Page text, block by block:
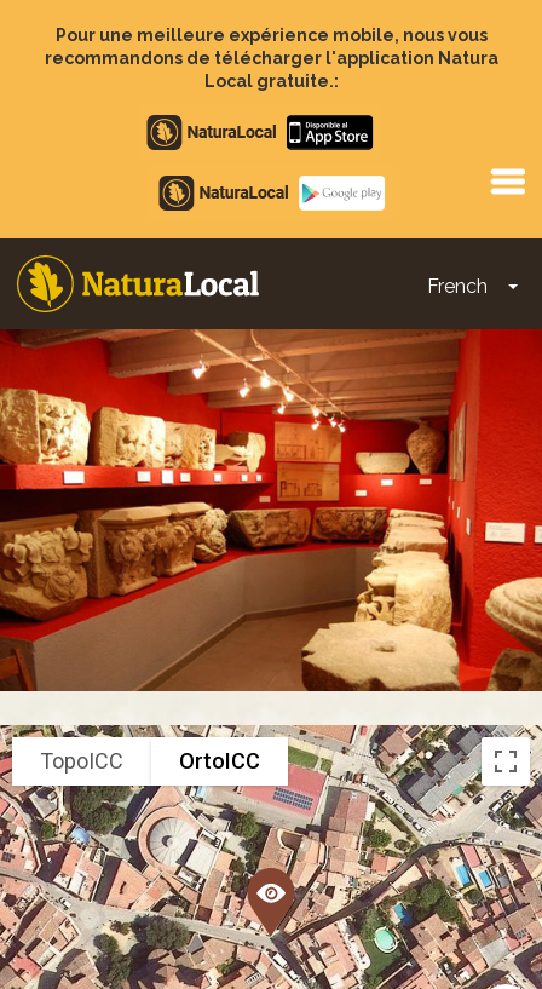
contenu
Pour une meilleure expérience mobile, nous vous
recommandons de télécharger l'application Natura
Local gratuite.:
Apple
store
Google
Play
French
Main
navigation
TopoICC OrtoICC